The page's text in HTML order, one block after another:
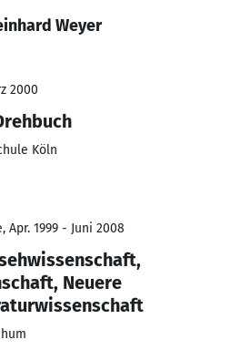
Weyer
2000
Köln
Apr. 1999 - Juni 2008
Neuere